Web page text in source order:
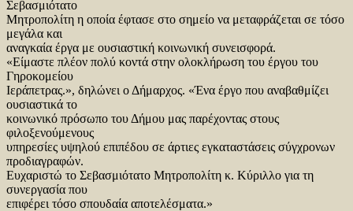
Σεβασμιότατο
Μητροπολίτη η οποία έφτασε στο σημείο να μεταφράζεται σε τόσο
μεγάλα και
αναγκαία έργα με ουσιαστική κοινωνική συνεισφορά.
«Είμαστε πλέον πολύ κοντά στην ολοκλήρωση του έργου του
Γηροκομείου
Ιεράπετρας.», δηλώνει ο Δήμαρχος. «Ένα έργο που αναβαθμίζει
ουσιαστικά το
κοινωνικό πρόσωπο του Δήμου μας παρέχοντας στους
φιλοξενούμενους
υπηρεσίες υψηλού επιπέδου σε άρτιες εγκαταστάσεις σύγχρονων
προδιαγραφών.
Ευχαριστώ το Σεβασμιότατο Μητροπολίτη κ. Κύριλλο για τη
συνεργασία που
επιφέρει τόσο σπουδαία αποτελέσματα.»